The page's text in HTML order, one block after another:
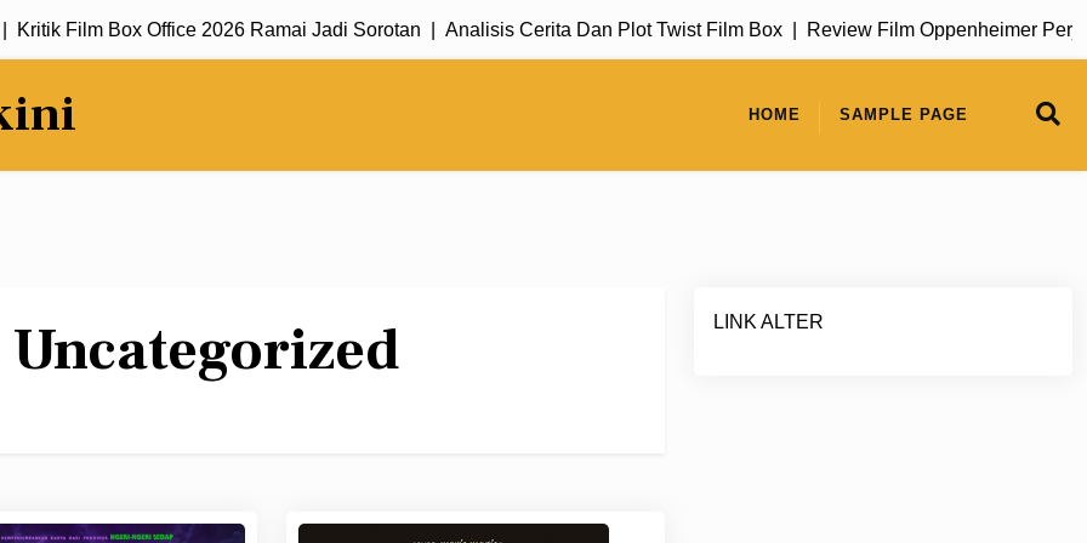
Box Office 2026 Ramai Jadi Sorotan |Analisis Cerita Dan Plot Twist Film Box |Review Film Oppenheimer Perjalanan
HOME SAMPLE PAGE
Uncategorized LINK ALTER